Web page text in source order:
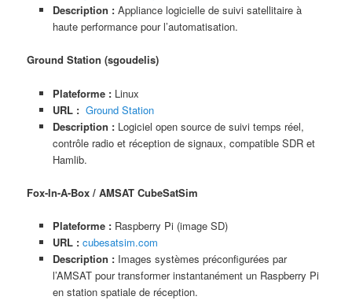
Description : Appliance logicielle de suivi satellitaire à
haute performance pour l’automatisation.
Ground Station (sgoudelis)
Plateforme : Linux
URL : Ground Station
Description : Logiciel open source de suivi temps réel,
contrôle radio et réception de signaux, compatible SDR et
Hamlib.
Fox-In-A-Box / AMSAT CubeSatSim
Plateforme : Raspberry Pi (image SD)
URL : cubesatsim.com
Description : Images systèmes préconfigurées par
l’AMSAT pour transformer instantanément un Raspberry Pi
en station spatiale de réception.